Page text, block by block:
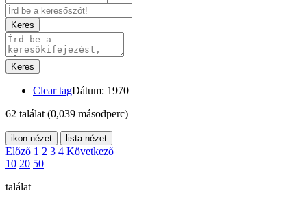
Keres
Keres
Clear tagDátum: 1970
62 találat (0,039 másodperc)
ikon nézet lista nézet
Előző 1 2 3 4 Következő
10 20 50
találat